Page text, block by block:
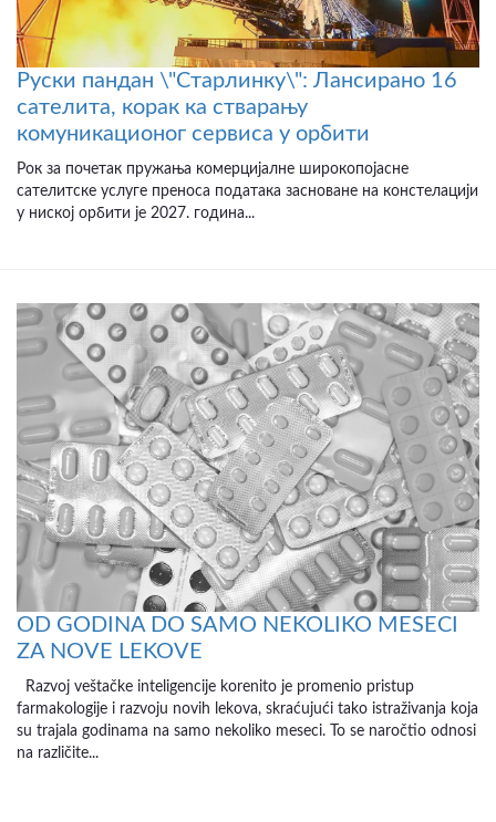
Руски пандан \"Старлинку\": Лансирано 16
сателита, корак ка стварању
комуникационог сервиса у орбити
Рок за почетак пружања комерцијалне широкопојасне
сателитске услуге преноса података засноване на констелацији
у ниској орбити је 2027. година...
OD GODINA DO SAMO NEKOLIKO MESECI
ZA NOVE LEKOVE
Razvoj veštačke inteligencije korenito je promenio pristup
farmakologije i razvoju novih lekova, skraćujući tako istraživanja koja
su trajala godinama na samo nekoliko meseci. To se naročtio odnosi
na različite...